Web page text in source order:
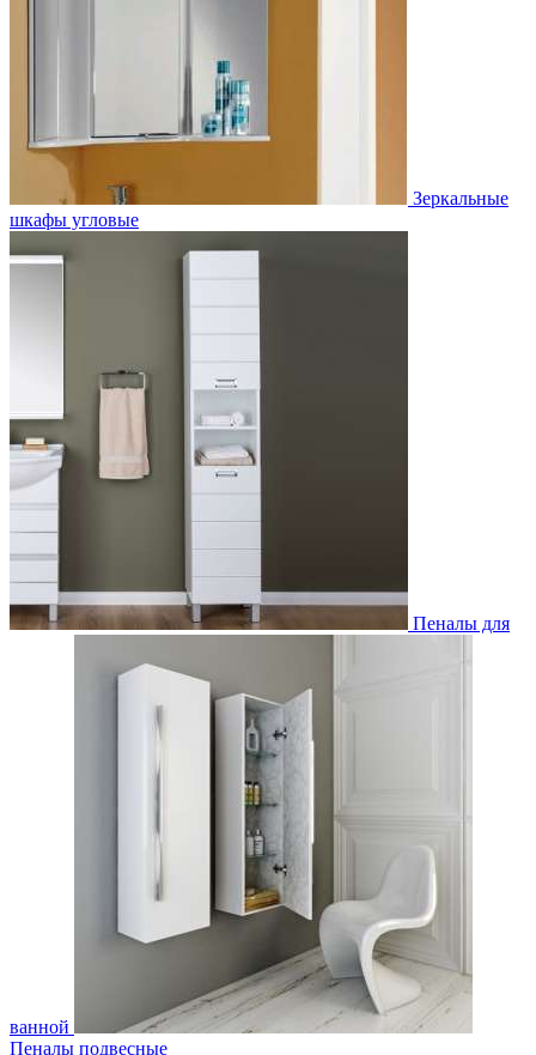
Зеркальные
шкафы угловые
Пеналы для
ванной
Пеналы подвесные